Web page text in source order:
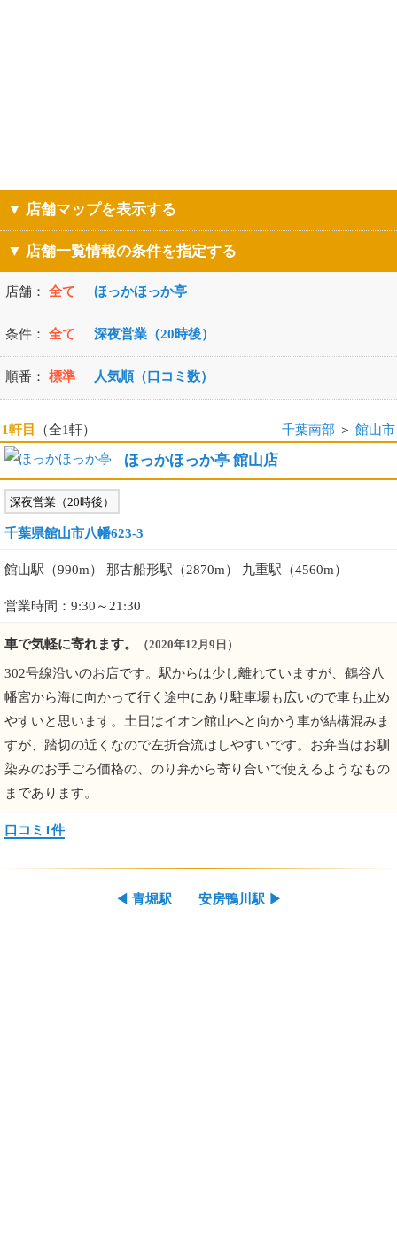
▼ 店舗マップを表示する
▼ 店舗一覧情報の条件を指定する
店舗： 全て ほっかほっか亭
条件： 全て 深夜営業（20時後）
順番： 標準 人気順（口コミ数）
1軒目 （全1軒） 千葉南部 ＞ 館山市
ほっかほっか亭 館山店
深夜営業（20時後）
千葉県館山市八幡623-3
館山駅（990m） 那古船形駅（2870m） 九重駅（4560m）
営業時間：9:30～21:30
車で気軽に寄れます。 （2020年12月9日）
302号線沿いのお店です。駅からは少し離れていますが、鶴谷八
幡宮から海に向かって行く途中にあり駐車場も広いので車も止め
やすいと思います。土日はイオン館山へと向かう車が結構混みま
すが、踏切の近くなので左折合流はしやすいです。お弁当はお馴
染みのお手ごろ価格の、のり弁から寄り合いで使えるようなもの
まであります。
口コミ1件
◀ 青堀駅 安房鴨川駅 ▶